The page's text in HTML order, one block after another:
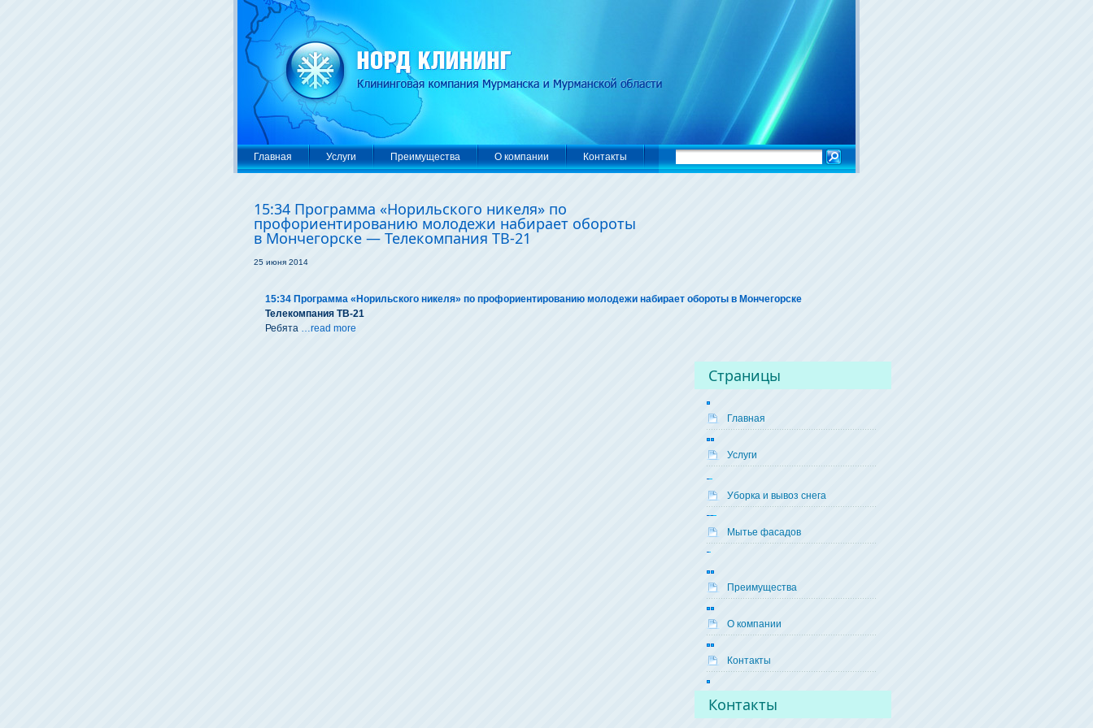
Главная Услуги Преимущества О компании Контакты
15:34 Программа «Норильского никеля» по
профориентированию молодежи набирает обороты
в Мончегорске — Телекомпания ТВ-21
25 июня 2014
15:34 Программа «Норильского никеля» по профориентированию молодежи набирает обороты в Мончегорске
Телекомпания ТВ-21
Ребята …read more
Страницы
Главная
Услуги
Уборка и вывоз снега
Мытье фасадов
Преимущества
О компании
Контакты
Контакты